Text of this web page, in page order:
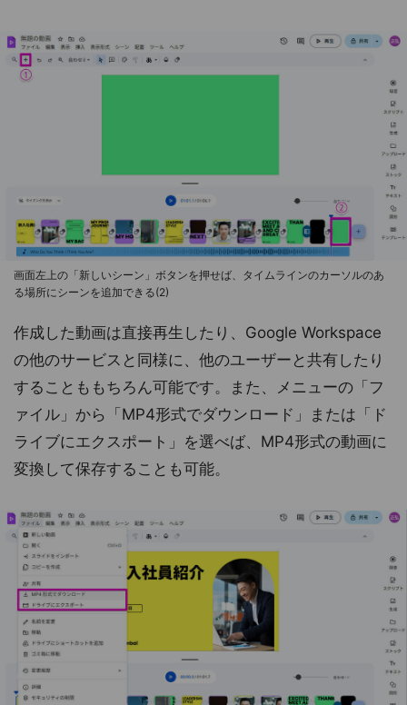
画面左上の「新しいシーン」ボタンを押せば、タイムラインのカーソルのあ
る場所にシーンを追加できる(2)
作成した動画は直接再生したり、Google Workspace
の他のサービスと同様に、他のユーザーと共有したり
することももちろん可能です。また、メニューの「フ
ァイル」から「MP4形式でダウンロード」または「ド
ライブにエクスポート」を選べば、MP4形式の動画に
変換して保存することも可能。